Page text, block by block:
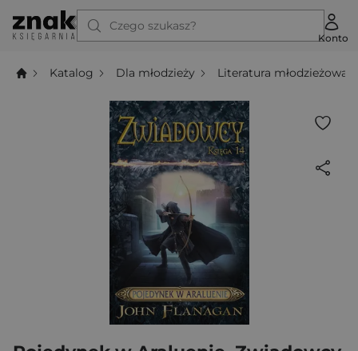
Czego szukasz?
Konto
Katalog Dla młodzieży Literatura młodzieżowa